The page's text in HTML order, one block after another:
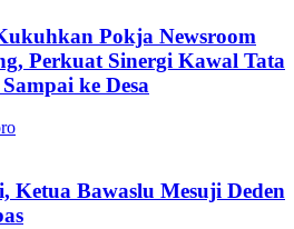
Pokja Newsroom
Perkuat Sinergi Kawal Tata
ke Desa
Ketua Bawaslu Mesuji Deden